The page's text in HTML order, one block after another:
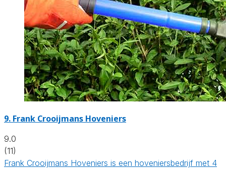
9. Frank Crooijmans Hoveniers
9.0
(11)
Frank Crooijmans Hoveniers is een hoveniersbedrijf met 4